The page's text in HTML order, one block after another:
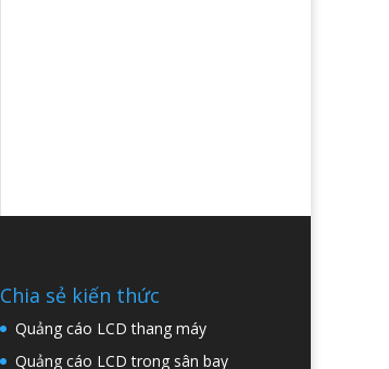
Chia sẻ kiến thức
Quảng cáo LCD thang máy
Quảng cáo LCD trong sân bay